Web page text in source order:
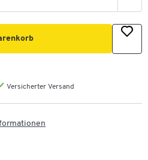
Versicherter Versand